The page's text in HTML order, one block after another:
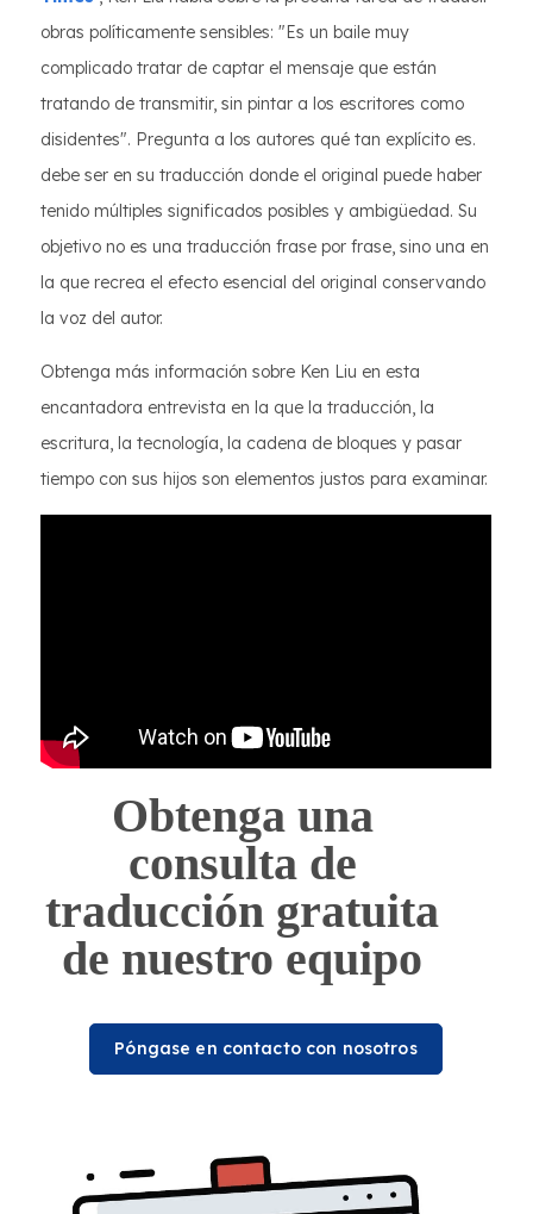
obras políticamente sensibles: "Es un baile muy
complicado tratar de captar el mensaje que están
tratando de transmitir, sin pintar a los escritores como
disidentes". Pregunta a los autores qué tan explícito es.
debe ser en su traducción donde el original puede haber
tenido múltiples significados posibles y ambigüedad. Su
objetivo no es una traducción frase por frase, sino una en
la que recrea el efecto esencial del original conservando
la voz del autor.
Obtenga más información sobre Ken Liu en esta
encantadora entrevista en la que la traducción, la
escritura, la tecnología, la cadena de bloques y pasar
tiempo con sus hijos son elementos justos para examinar.
Obtenga una
consulta de
traducción gratuita
de nuestro equipo
Póngase en contacto con nosotros